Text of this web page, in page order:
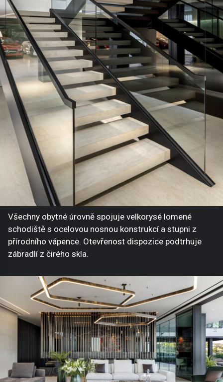
Všechny obytné úrovně spojuje velkorysé lomené
schodiště s ocelovou nosnou konstrukcí a stupni z
přírodního vápence. Otevřenost dispozice podtrhuje
zábradlí z čirého skla.